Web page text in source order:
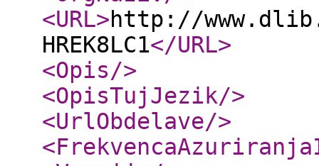
<URL>http://
HREK8LC1</URL>
<Opis/>
<OpisTujJezik/>
<UrlObdelave/>